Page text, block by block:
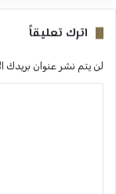
اترك تعليقاً
لن يتم نشر عنوان بريدك